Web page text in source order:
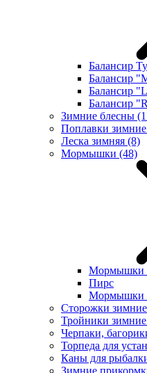
Балансир
Балансир
Балансир
Балансир
Зимние блесны
Поплавки зимние
Леска зимняя (8)
Мормышки (48)
Мормышки
Пирс
Мормышки
Сторожки зимние
Тройники зимние
Черпаки,
Торпеда для
Каны для
Зимние